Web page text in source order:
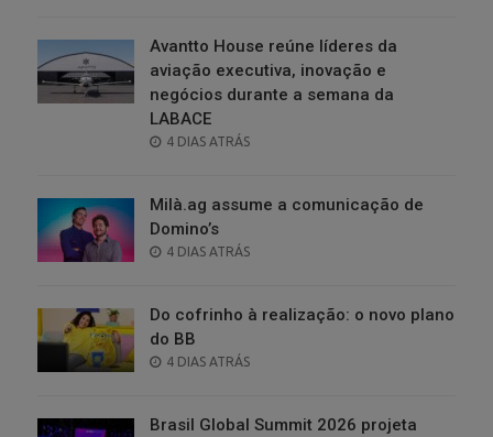
Avantto House reúne líderes da
aviação executiva, inovação e
negócios durante a semana da
LABACE
POSTED
4 DIAS ATRÁS
Milà.ag assume a comunicação de
Domino’s
POSTED
4 DIAS ATRÁS
Do cofrinho à realização: o novo plano
do BB
POSTED
4 DIAS ATRÁS
Brasil Global Summit 2026 projeta